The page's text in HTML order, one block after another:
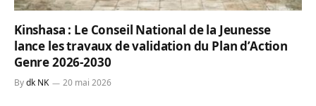
Kinshasa : Le Conseil National de la Jeunesse
lance les travaux de validation du Plan d’Action
Genre 2026-2030
Bydk NK 20 mai 2026